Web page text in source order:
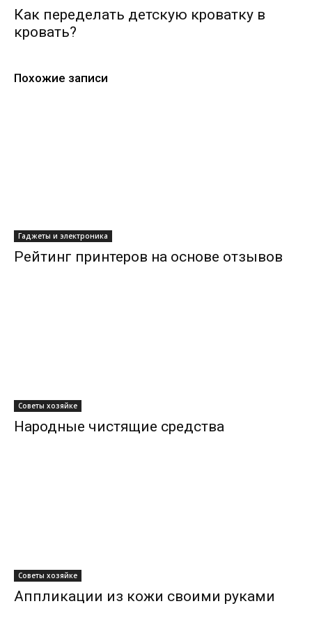
Как переделать детскую кроватку в
кровать?
Похожие записи
Гаджеты и электроника
Рейтинг принтеров на основе отзывов
Советы хозяйке
Народные чистящие средства
Советы хозяйке
Аппликации из кожи своими руками